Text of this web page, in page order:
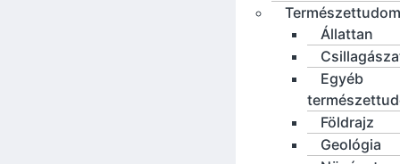
Állattan
Egyéb
Földrajz
Geológia